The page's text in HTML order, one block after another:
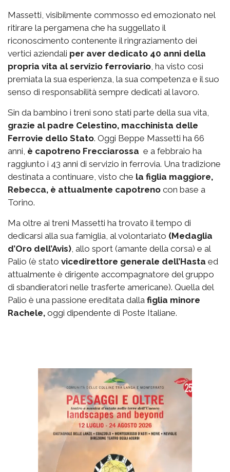
Massetti, visibilmente commosso ed emozionato nel
ritirare la pergamena che ha suggellato il
riconoscimento contenente il ringraziamento dei
vertici aziendali per aver dedicato 40 anni della
propria vita al servizio ferroviario, ha visto così
premiata la sua esperienza, la sua competenza e il suo
senso di responsabilità sempre dedicati al lavoro.
Sin da bambino i treni sono stati parte della sua vita,
grazie al padre Celestino, macchinista delle
Ferrovie dello Stato. Oggi Beppe Massetti ha 66
anni, è capotreno Frecciarossa e a febbraio ha
raggiunto i 43 anni di servizio in ferrovia. Una tradizione
destinata a continuare, visto che la figlia maggiore,
Rebecca, è attualmente capotreno con base a
Torino.
Ma oltre ai treni Massetti ha trovato il tempo di
dedicarsi alla sua famiglia, al volontariato (Medaglia
d’Oro dell’Avis), allo sport (amante della corsa) e al
Palio (è stato vicedirettore generale dell’Hasta ed
attualmente è dirigente accompagnatore del gruppo
di sbandieratori nelle trasferte americane). Quella del
Palio è una passione ereditata dalla figlia minore
Rachele, oggi dipendente di Poste Italiane.